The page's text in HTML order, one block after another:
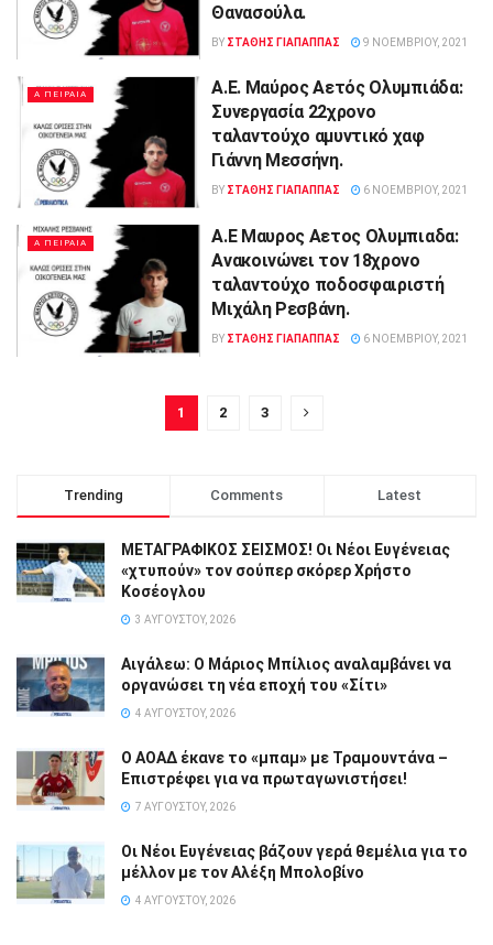
Θανασούλα.
BY ΣΤΑΘΗΣ ΓΊΑΠΑΠΠΑΣ 9 ΝΟΕΜΒΡΊΟΥ, 2021
Α ΠΕΙΡΑΙΑ
Α.Ε. Μαύρος Αετός Ολυμπιάδα:
Συνεργασία 22χρονο
ταλαντούχο αμυντικό χαφ
Γιάννη Μεσσήνη.
BY ΣΤΑΘΗΣ ΓΊΑΠΑΠΠΑΣ 6 ΝΟΕΜΒΡΊΟΥ, 2021
Α ΠΕΙΡΑΙΑ
Α.Ε Μαυρος Αετος Ολυμπιαδα:
Aνακοινώνει τον 18χρονο
ταλαντούχο ποδοσφαιριστή
Μιχάλη Ρεσβάνη.
BY ΣΤΑΘΗΣ ΓΊΑΠΑΠΠΑΣ 6 ΝΟΕΜΒΡΊΟΥ, 2021
1 2 3
Trending Comments Latest
ΜΕΤΑΓΡΑΦΙΚΟΣ ΣΕΙΣΜΟΣ! Οι Νέοι Ευγένειας
«χτυπούν» τον σούπερ σκόρερ Χρήστο
Κοσέογλου
3 ΑΥΓΟΎΣΤΟΥ, 2026
Αιγάλεω: Ο Μάριος Μπίλιος αναλαμβάνει να
οργανώσει τη νέα εποχή του «Σίτι»
4 ΑΥΓΟΎΣΤΟΥ, 2026
Ο ΑΟΑΔ έκανε το «μπαμ» με Τραμουντάνα –
Επιστρέφει για να πρωταγωνιστήσει!
7 ΑΥΓΟΎΣΤΟΥ, 2026
Οι Νέοι Ευγένειας βάζουν γερά θεμέλια για το
μέλλον με τον Αλέξη Μπολοβίνο
4 ΑΥΓΟΎΣΤΟΥ, 2026